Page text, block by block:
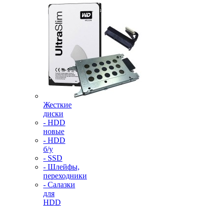
Жесткие
диски
- HDD
новые
- HDD
б/у
- SSD
- Шлейфы,
переходники
- Салазки
для
HDD